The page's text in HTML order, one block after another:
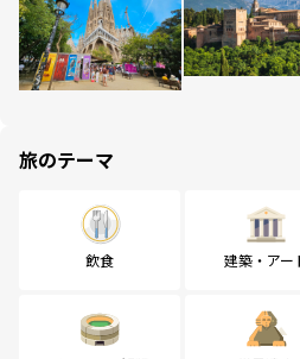
旅のテーマ
飲食 建築・アー